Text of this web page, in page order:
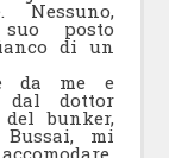
posto
di un
da me e
dal dottor
bunker,
mi